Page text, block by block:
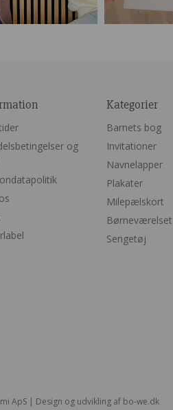
og
Kategorier
Barnets bog
Invitationer
Navnelapper
Plakater
Milepælskort
Børneværelset
Sengetøj
ApS | Design og udvikling af bo-we.dk